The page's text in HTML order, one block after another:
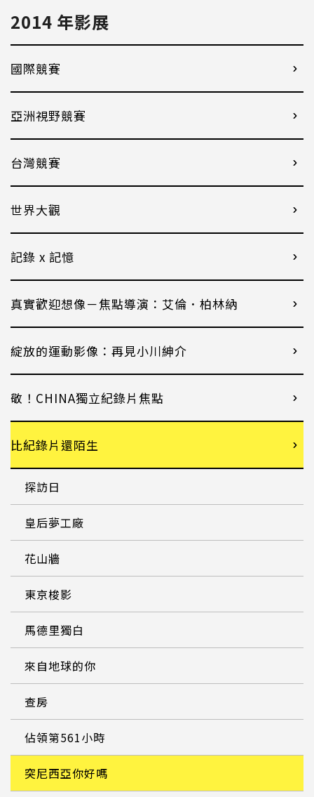
2014 年影展
國際競賽
亞洲視野競賽
台灣競賽
世界大觀
記錄 x 記憶
真實歡迎想像－焦點導演：艾倫．柏林納
綻放的運動影像：再見小川紳介
敬！CHINA獨立紀錄片焦點
比紀錄片還陌生
探訪日
皇后夢工廠
花山牆
東京梭影
馬德里獨白
來自地球的你
查房
佔領第561小時
突尼西亞你好嗎